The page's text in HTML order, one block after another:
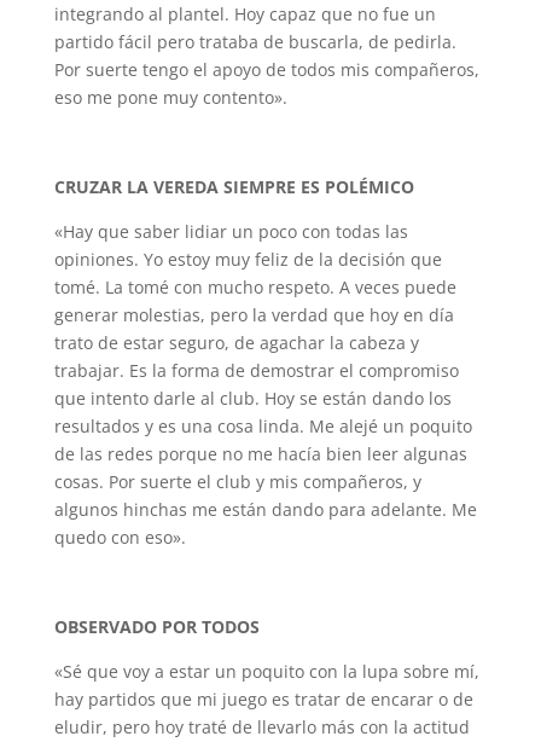
integrando al plantel. Hoy capaz que no fue un
partido fácil pero trataba de buscarla, de pedirla.
Por suerte tengo el apoyo de todos mis compañeros,
eso me pone muy contento».
CRUZAR LA VEREDA SIEMPRE ES POLÉMICO
«Hay que saber lidiar un poco con todas las
opiniones. Yo estoy muy feliz de la decisión que
tomé. La tomé con mucho respeto. A veces puede
generar molestias, pero la verdad que hoy en día
trato de estar seguro, de agachar la cabeza y
trabajar. Es la forma de demostrar el compromiso
que intento darle al club. Hoy se están dando los
resultados y es una cosa linda. Me alejé un poquito
de las redes porque no me hacía bien leer algunas
cosas. Por suerte el club y mis compañeros, y
algunos hinchas me están dando para adelante. Me
quedo con eso».
OBSERVADO POR TODOS
«Sé que voy a estar un poquito con la lupa sobre mí,
hay partidos que mi juego es tratar de encarar o de
eludir, pero hoy traté de llevarlo más con la actitud